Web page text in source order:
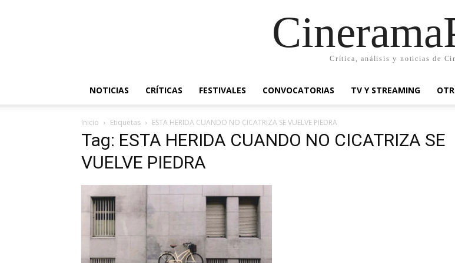
Crítica, análisis y noticias de
NOTICIAS CRÍTICAS FESTIVALES CONVOCATORIAS TV Y STREAMING
Inicio Etiquetas ESTA HERIDA CUANDO NO CICATRIZA SE VUELVE PIEDRA
Tag: ESTA HERIDA CUANDO NO CICATRIZA SE
VUELVE PIEDRA